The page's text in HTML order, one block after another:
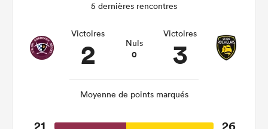
5 dernières rencontres
Victoires
2 Nuls
0
Victoires
3
Moyenne de points marqués
21 26